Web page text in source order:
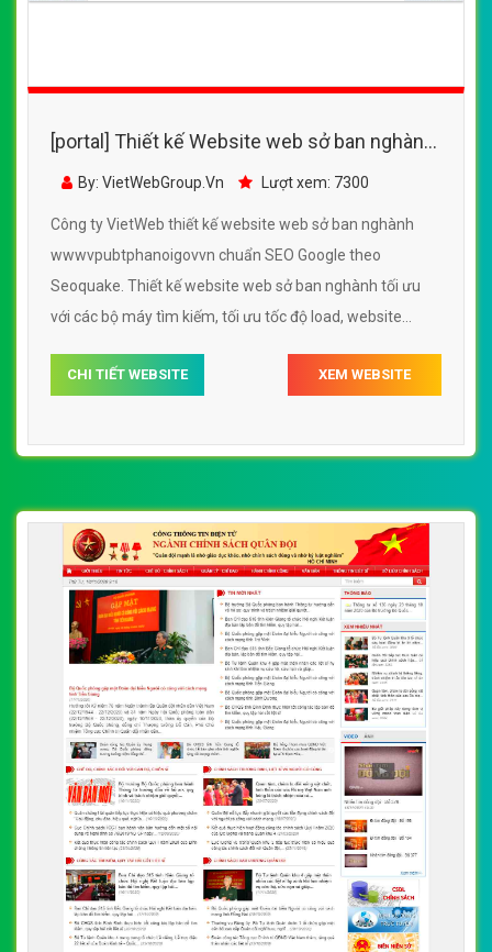
[portal] Thiết kế Website web sở ban nghành
- wwwvpubtphanoigovvn
By: VietWebGroup.Vn Lượt xem: 7300
Công ty VietWeb thiết kế website web sở ban nghành
wwwvpubtphanoigovvn chuẩn SEO Google theo
Seoquake. Thiết kế website web sở ban nghành tối ưu
với các bộ máy tìm kiếm, tối ưu tốc độ load, website
website web sở ban nghành wwwvpubtphanoigovvn
CHI TIẾT WEBSITE XEM WEBSITE